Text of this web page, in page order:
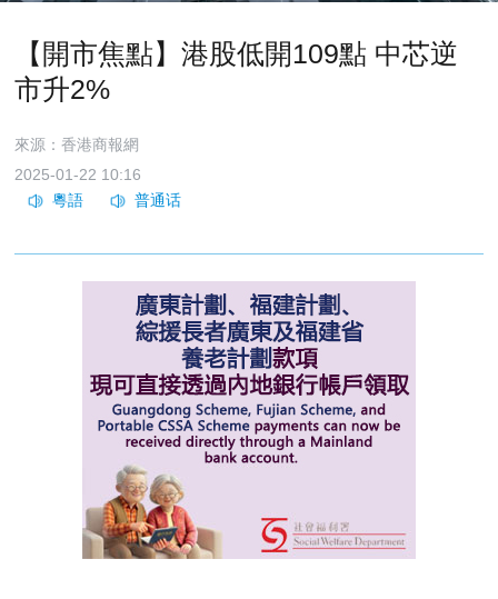
【開市焦點】港股低開109點 中芯逆
市升2%
來源：香港商報網
2025-01-22 10:16